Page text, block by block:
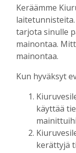
Vilho
Upi
Keräämme
tarjota sinulle
mainontaa.
mainontaa.
Kun hyväksyt
käyttää
kerättyjä